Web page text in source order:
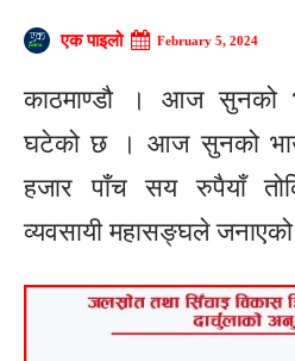
एक पाइलो February 5, 2024
काठमाण्डौ । आज सुनको
घटेको छ । आज सुनको
हजार पाँच सय रुपैयाँ
व्यवसायी महासङ्घले